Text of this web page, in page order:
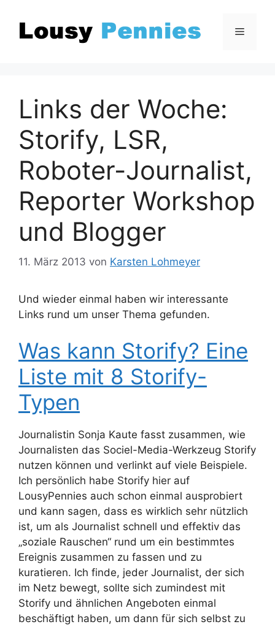
Inhalt
springen
Menü
Links der Woche:
Storify, LSR,
Roboter-Journalist,
Reporter Workshop
und Blogger
11. März 2013 von Karsten Lohmeyer
Und wieder einmal haben wir interessante
Links rund um unser Thema gefunden.
Was kann Storify? Eine
Liste mit 8 Storify-
Typen
Journalistin Sonja Kaute fasst zusammen, wie
Journalisten das Sociel-Media-Werkzeug Storify
nutzen können und verlinkt auf viele Beispiele.
Ich persönlich habe Storify hier auf
LousyPennies auch schon einmal ausprobiert
und kann sagen, dass es wirklich sehr nützlich
ist, um als Journalist schnell und effektiv das
„soziale Rauschen“ rund um ein bestimmtes
Ereignis zusammen zu fassen und zu
kuratieren. Ich finde, jeder Journalist, der sich
im Netz bewegt, sollte sich zumindest mit
Storify und ähnlichen Angeboten einmal
beschäftigt haben, um dann für sich selbst zu